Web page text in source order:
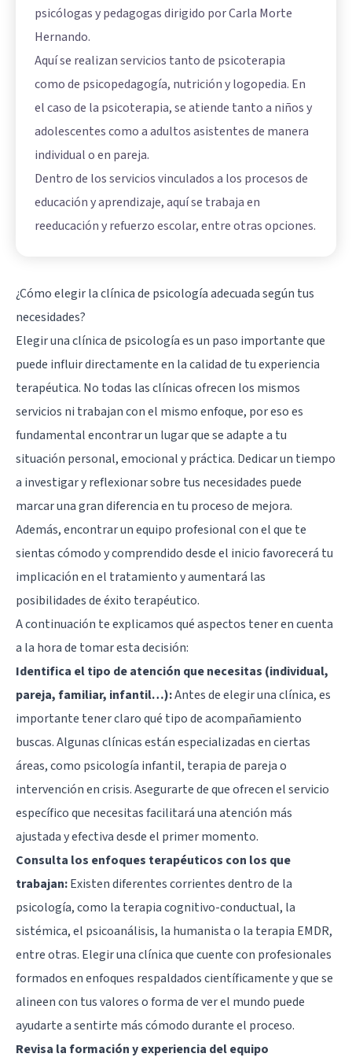
psicólogas y pedagogas dirigido por Carla Morte
Hernando.
Aquí se realizan servicios tanto de psicoterapia
como de psicopedagogía, nutrición y logopedia. En
el caso de la psicoterapia, se atiende tanto a niños y
adolescentes como a adultos asistentes de manera
individual o en pareja.
Dentro de los servicios vinculados a los procesos de
educación y aprendizaje, aquí se trabaja en
reeducación y refuerzo escolar, entre otras opciones.
¿Cómo elegir la clínica de psicología adecuada según tus
necesidades?
Elegir una clínica de psicología es un paso importante que
puede influir directamente en la calidad de tu experiencia
terapéutica. No todas las clínicas ofrecen los mismos
servicios ni trabajan con el mismo enfoque, por eso es
fundamental encontrar un lugar que se adapte a tu
situación personal, emocional y práctica. Dedicar un tiempo
a investigar y reflexionar sobre tus necesidades puede
marcar una gran diferencia en tu proceso de mejora.
Además, encontrar un equipo profesional con el que te
sientas cómodo y comprendido desde el inicio favorecerá tu
implicación en el tratamiento y aumentará las
posibilidades de éxito terapéutico.
A continuación te explicamos qué aspectos tener en cuenta
a la hora de tomar esta decisión:
Identifica el tipo de atención que necesitas (individual,
pareja, familiar, infantil…):Antes de elegir una clínica, es
importante tener claro qué tipo de acompañamiento
buscas. Algunas clínicas están especializadas en ciertas
áreas, como psicología infantil, terapia de pareja o
intervención en crisis. Asegurarte de que ofrecen el servicio
específico que necesitas facilitará una atención más
ajustada y efectiva desde el primer momento.
Consulta los enfoques terapéuticos con los que
trabajan:Existen diferentes corrientes dentro de la
psicología, como la terapia cognitivo-conductual, la
sistémica, el psicoanálisis, la humanista o la terapia EMDR,
entre otras. Elegir una clínica que cuente con profesionales
formados en enfoques respaldados científicamente y que se
alineen con tus valores o forma de ver el mundo puede
ayudarte a sentirte más cómodo durante el proceso.
Revisa la formación y experiencia del equipo